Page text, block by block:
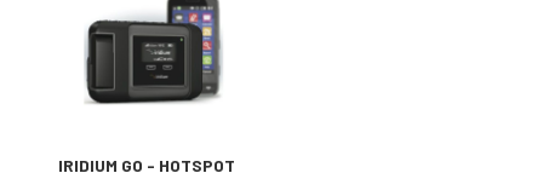
IRIDIUM GO - HOTSPOT